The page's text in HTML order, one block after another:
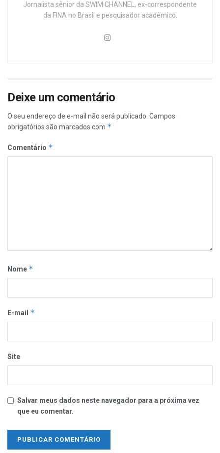
Jornalista sênior da SWIM CHANNEL, ex-correspondente
da FINA no Brasil e pesquisador acadêmico.
Deixe um comentário
O seu endereço de e-mail não será publicado. Campos
obrigatórios são marcados com *
Comentário *
Nome *
E-mail *
Site
Salvar meus dados neste navegador para a próxima vez
que eu comentar.